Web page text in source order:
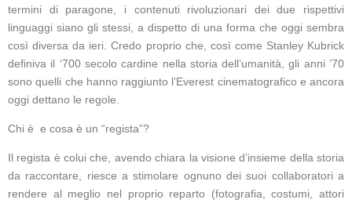
termini di paragone, i contenuti rivoluzionari dei due rispettivi
linguaggi siano gli stessi, a dispetto di una forma che oggi sembra
così diversa da ieri. Credo proprio che, così come Stanley Kubrick
definiva il ‘700 secolo cardine nella storia dell’umanità, gli anni ’70
sono quelli che hanno raggiunto l’Everest cinematografico e ancora
oggi dettano le regole.
Chi è e cosa è un “regista”?
Il regista è colui che, avendo chiara la visione d’insieme della storia
da raccontare, riesce a stimolare ognuno dei suoi collaboratori a
rendere al meglio nel proprio reparto (fotografia, costumi, attori